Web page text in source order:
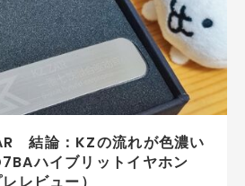
結論：KZの流れが色濃い
ハイブリットイヤホン